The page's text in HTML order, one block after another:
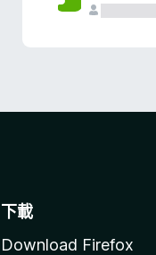
下載
Download Firefox